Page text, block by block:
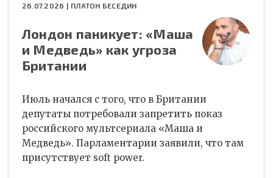
26.07.2026 | ПЛАТОН БЕСЕДИН
Лондон паникует: «Маша
и Медведь» как угроза
Британии
Июль начался с того, что в Британии
депутаты потребовали запретить показ
российского мультсериала «Маша и
Медведь». Парламентарии заявили, что там
присутствует soft power.